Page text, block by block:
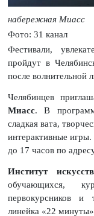
набережная Миасс
Фото: 31 канал
Фестивали,
пройдут в
после волнительной
Челябинцев
Миасс. В
сладкая вата,
интерактивные
до 17 часов по
Институт
обучающихся,
первокурсников и
линейка «22